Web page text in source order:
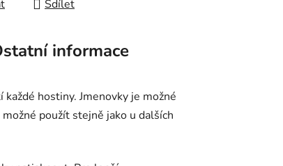
Sdílet
informace
hostiny. Jmenovky je možné
použít stejně jako u dalších